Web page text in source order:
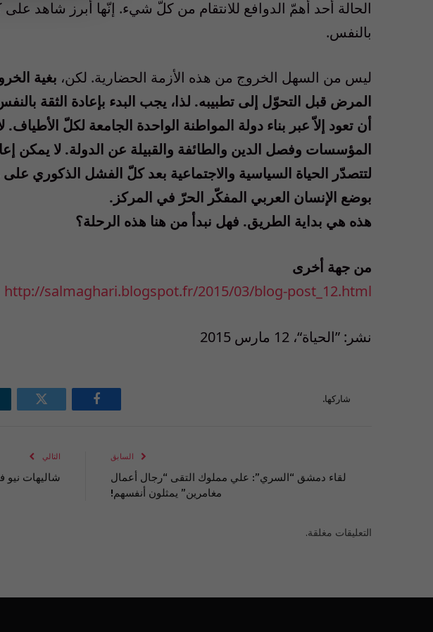
الحالة أحد أهمّ الدوافع للانتقام من كلّ شيء. إنّها أبرز شاهد
بالنفس.
ليس من السهل الخروج من هذه الأزمة الحضارية. لكن، بغية
المرض قبل التحوّل إلى تطبيبه. لذا، يجب البدء بإعادة الثقة
أن تعود إلاّ عبر بناء دولة المواطنة الواحدة الجامعة لكلّ الأطياف.
المؤسسات وفصل الدين والطائفة والقبيلة عن الدولة. لا يمكن
لتتصدّر الحياة السياسية والاجتماعية بعد كلّ الفشل الذكوري على
بوضع الإنسان العربي المفكّر الحرّ في المركز.
هذه هي بداية الطريق. فهل نبدأ من هنا هذه الرحلة؟
من جهة أخرى
http://salmaghari.blogspot.fr/2015/03/blog-post_12.html
نشر: ”الحياة“، 12 مارس 2015
شاركها.
فيسبوك تويتر
السابق
لقاء دمشق “السري”: علي مملوك التقى “رجال أعمال
مغامرين” يمثلون أنفسهم!
التالي
شاليهات نيو
التعليقات مغلقة.